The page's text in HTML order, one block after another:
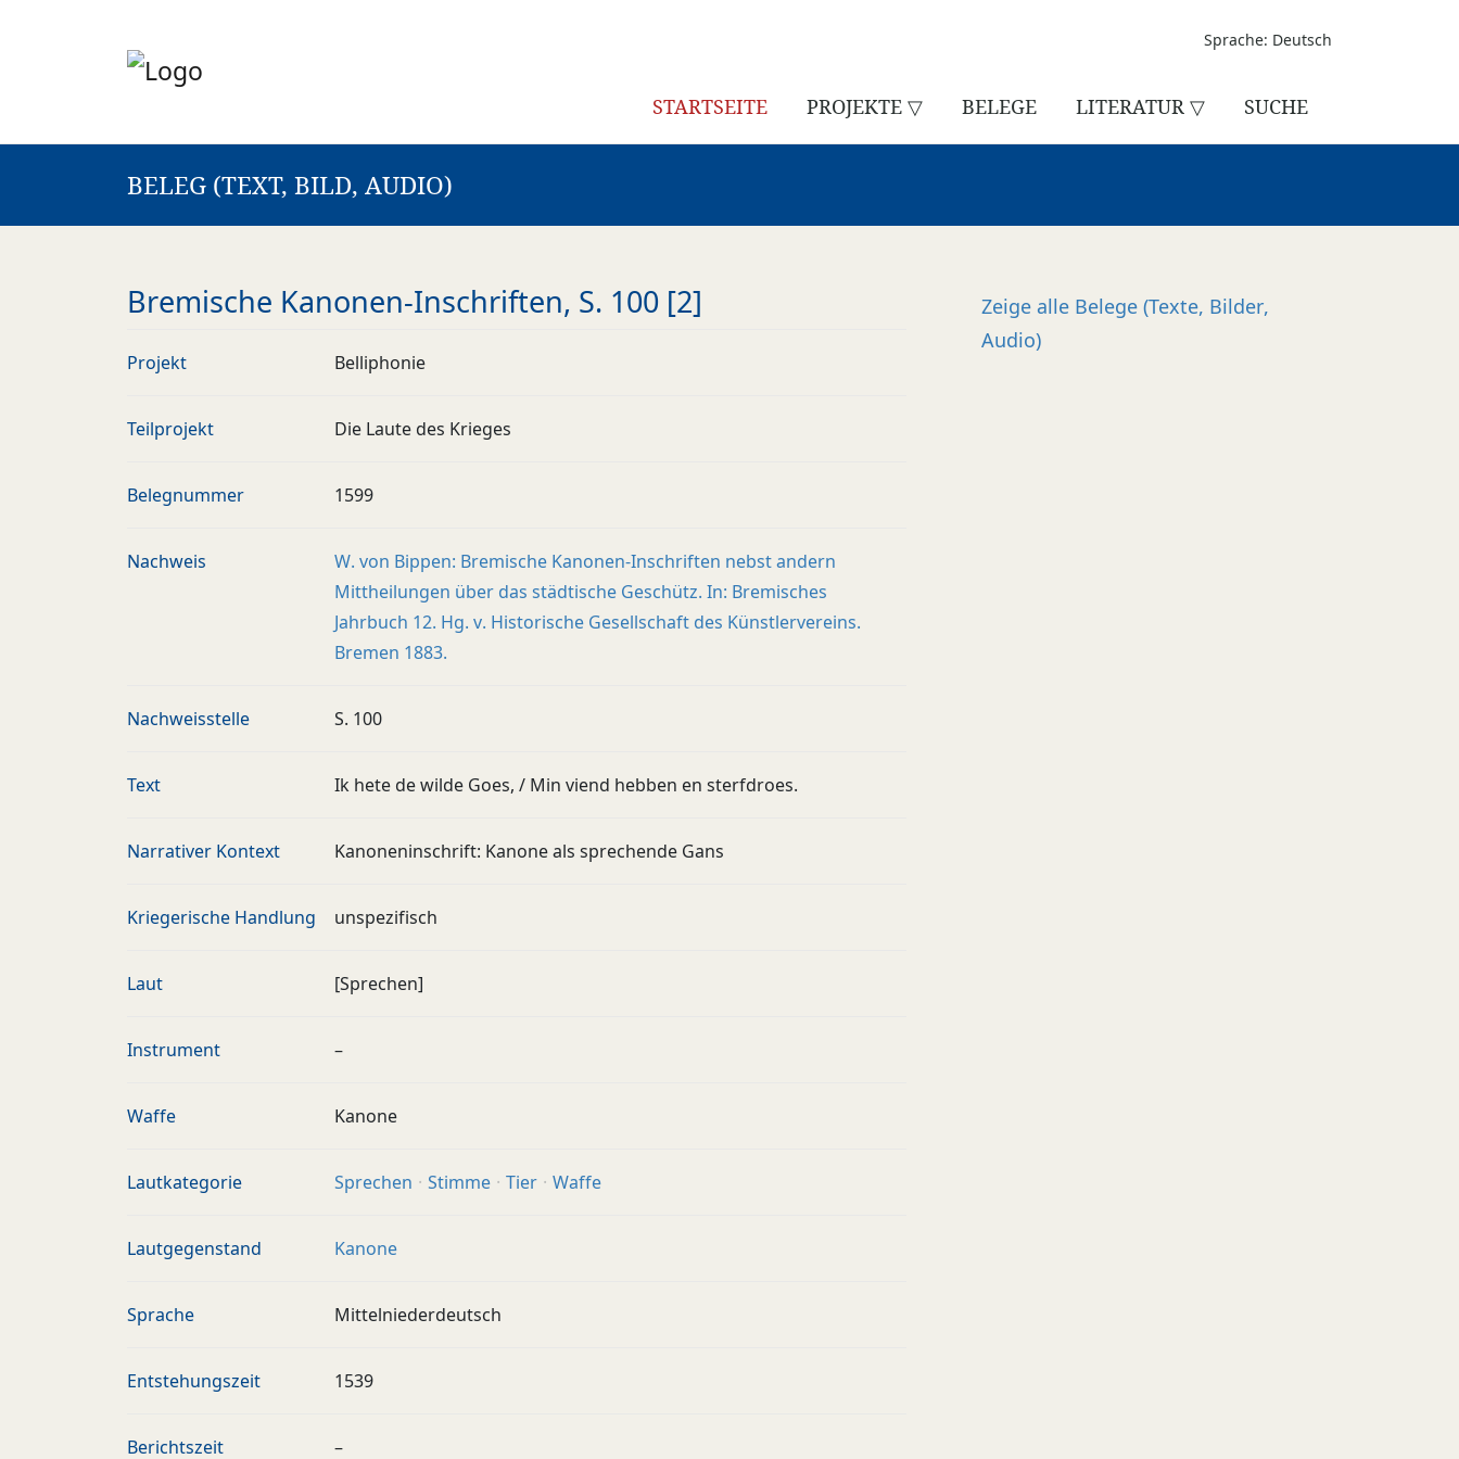
Sprache: Deutsch
STARTSEITE PROJEKTE ▽ BELEGE LITERATUR ▽ SUCHE
BELEG (TEXT, BILD, AUDIO)
Bremische Kanonen-Inschriften, S. 100 [2]
Projekt Belliphonie
Teilprojekt Die Laute des Krieges
Belegnummer 1599
Nachweis
W. von Bippen: Bremische Kanonen-Inschriften nebst andern
Mittheilungen über das städtische Geschütz. In: Bremisches
Jahrbuch 12. Hg. v. Historische Gesellschaft des Künstlervereins.
Bremen 1883.
Nachweisstelle S. 100
Text Ik hete de wilde Goes, / Min viend hebben en sterfdroes.
Narrativer Kontext Kanoneninschrift: Kanone als sprechende Gans
Kriegerische Handlung unspezifisch
Laut [Sprechen]
Instrument –
Waffe Kanone
Lautkategorie Sprechen Stimme Tier Waffe
Lautgegenstand Kanone
Sprache Mittelniederdeutsch
Entstehungszeit 1539
Berichtszeit –
Zeige alle Belege (Texte, Bilder,
Audio)